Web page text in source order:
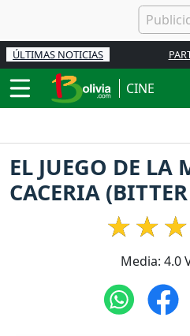
ÚLTIMAS NOTICIAS
CINE
EL JUEGO DE LA
CACERIA
Media: 4.0